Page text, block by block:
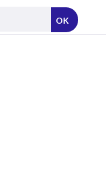
OK